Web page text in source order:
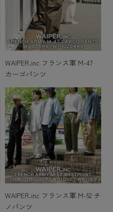
WAIPER.inc フランス軍 M-47
カーゴパンツ
WAIPER.inc フランス軍 M-52 チ
ノパンツ